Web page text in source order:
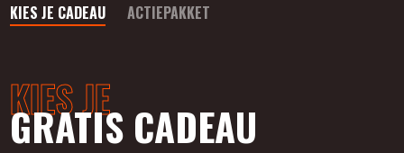
KIES JE CADEAU ACTIEPAKKET
KIES JE
GRATIS CADEAU